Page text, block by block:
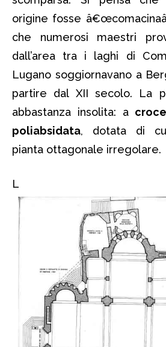
origine fosse
che numerosi maestri
dall’area tra i laghi di
Lugano soggiornavano a
partire dal XII secolo. La
abbastanza insolita: a
poliabsidata, dotata di
pianta ottagonale irregolare.
L